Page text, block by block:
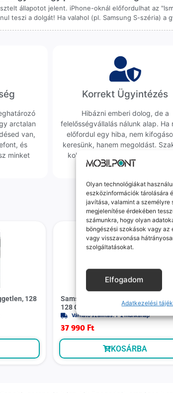
Olyan technológiákat
eszközinformációk tárolására
javítása, valamint a
megjelenítése érdekében
számunkra, hogy olyan
böngészési szokások vagy az
vagy visszavonása
szolgáltatásokat.
Elfogadom
Adatkezelési
állapotot jelent. iPhone-oknál előfordulhat az
teszi a dolgát! Ha valahol (pl. Samsung S-széria)
arctalan
van,
és
minket
Korrekt Ügyintézés
Hibázni emberi dolog, de a
felelősségvállalás nálunk alap. Ha
előfordul egy hiba, nem
keresünk, hanem megoldást.
kollégáink azonnal kézbe veszik
ügyedet.
Mások
128
Samsung Galaxy A23 5G (Jó,
128 GB, 6 GB RAM, Fekete)
Várható szállítás: 1-2 munkanap
37 990 Ft
KOSÁRBA